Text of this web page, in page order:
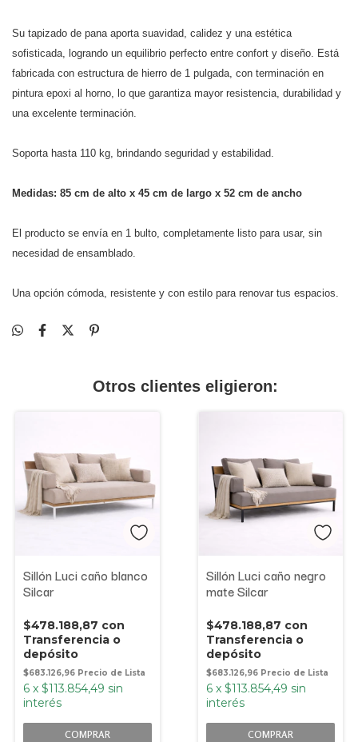
Su tapizado de pana aporta suavidad, calidez y una estética
sofisticada, logrando un equilibrio perfecto entre confort y diseño. Está
fabricada con estructura de hierro de 1 pulgada, con terminación en
pintura epoxi al horno, lo que garantiza mayor resistencia, durabilidad y
una excelente terminación.
Soporta hasta 110 kg, brindando seguridad y estabilidad.
Medidas: 85 cm de alto x 45 cm de largo x 52 cm de ancho
El producto se envía en 1 bulto, completamente listo para usar, sin
necesidad de ensamblado.
Una opción cómoda, resistente y con estilo para renovar tus espacios.
Otros clientes eligieron:
Sillón Luci caño blanco
Silcar
$683.126,96
$478.188,87 con
Transferencia o
depósito
6 x $113.854,49 sin
interés
COMPRAR
Sillón Luci caño negro
mate Silcar
$683.126,96
$478.188,87 con
Transferencia o
depósito
6 x$113.854,49 sin
interés
COMPRAR